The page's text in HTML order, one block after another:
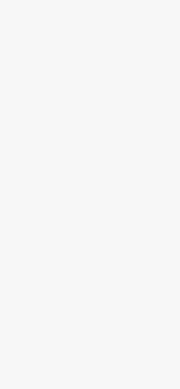
Pesanan tepat waktu
waktu yang waktu ini
perlu khawatir bila
sesuai deadline
pelanggan menjadi
juga ketepatan
perhatikan. Silahkan
Koper Haji dan Umroh
Mudah Dalam
Kemudahan dalam
kami prioritaskan.
melalui llive chat
Tas Koper Haji dan